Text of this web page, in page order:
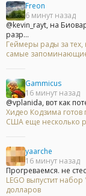
Freon
6 минут назад
@kevin_rayt, на
разр...
Геймеры рады за тех,
самые
Gammicus
16 минут назад
@vplanida, вот как
Хидео Кодзима
США еще несколько
yaarche
16 минут назад
Прогреваемся. не
LEGO выпустит
долларов